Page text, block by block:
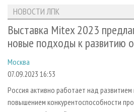
ЛЕСОЗАГОТОВКА
ЛЕСОПИЛЕНИЕ
СУШКА ДРЕВЕСИНЫ
ПРОИЗВОДСТВО ДРЕВЕСНЫХ
ДЕРЕВЯННОЕ ДОМОСТРОЕНИЕ
НОВОСТИ ЛПК
НОВОСТИ ЖУРНАЛА
ПРОЕКТЫ ЛПИ
АНАЛИТИКА
ПРЕДПРИЯТИЯ ЛПК
ПЕРСОНЫ
МОБИЛЬНЫЕ ВЫСТАВКИ
ОФИЦИАЛЬНЫЕ ДЕЛЕГАЦИИ
АРХИВ ЖУРНАЛОВ
О ЖУРНАЛЕ
КОНТАКТЫ
РЕКЛАМОДАТЕЛЯМ
РЕКЛАМА
РЕКЛАМА НА САЙТЕ
НОВОСТИ ЛПК
Выставка Mitex 2023
новые подходы к развитию
Москва
07.09.2023 16:53
Россия активно работает над
повышением конкурентоспособности